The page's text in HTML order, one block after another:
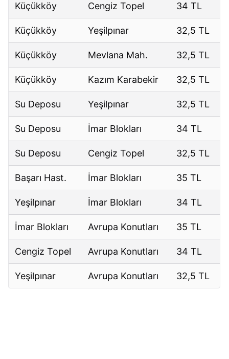
Küçükköy Cengiz Topel 34 TL
Küçükköy Yeşilpınar 32,5 TL
Küçükköy Mevlana Mah. 32,5 TL
Küçükköy Kazım Karabekir 32,5 TL
Su Deposu Yeşilpınar 32,5 TL
Su Deposu İmar Blokları 34 TL
Su Deposu Cengiz Topel 32,5 TL
Başarı Hast. İmar Blokları 35 TL
Yeşilpınar İmar Blokları 34 TL
İmar Blokları Avrupa Konutları 35 TL
Cengiz Topel Avrupa Konutları 34 TL
Yeşilpınar Avrupa Konutları 32,5 TL